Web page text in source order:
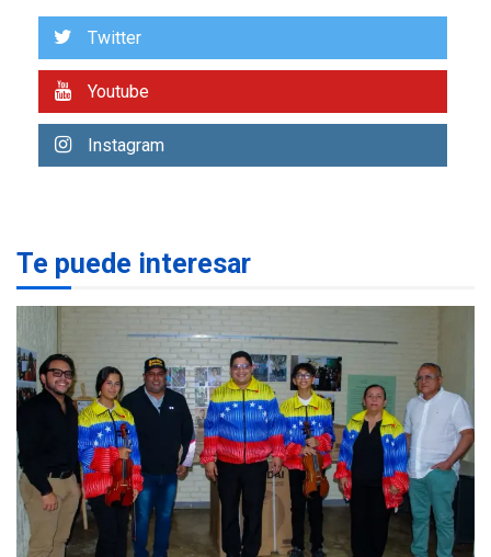
7
la altura de Macho Muerto
1
REGIONALES ÚLTIMA HORA
Núcleo del Sistema de
2
evalúa financiamiento obras
LATINOAMÉRICA Y CARIBE
TITULARES
ÚLTIMA HORA
Atentado con drones
explosivos deja un policía
muerto
REGIONALES ÚLTIMA HORA
Libro de Guadalupe Burelli
eleva sus velas en
Twitter
Youtube
Instagram
Te puede interesar